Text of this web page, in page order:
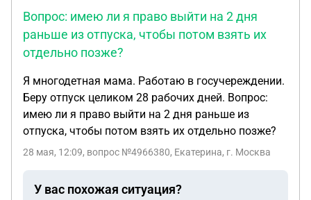
Вопрос: имею ли я право выйти на 2 дня
раньше из отпуска, чтобы потом взять их
отдельно позже?
Я многодетная мама. Работаю в госучереждении.
Беру отпуск целиком 28 рабочих дней. Вопрос:
имею ли я право выйти на 2 дня раньше из
отпуска, чтобы потом взять их отдельно позже?
28 мая, 12:09, вопрос №4966380, Екатерина, г. Москва
У вас похожая ситуация?